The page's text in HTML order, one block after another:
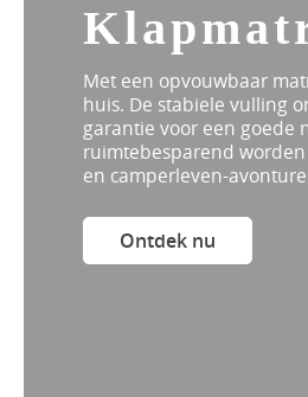
Met een opvouwbaar
huis. De stabiele vulling
garantie voor een goede
ruimtebesparend
en camperleven-
Ontdek nu